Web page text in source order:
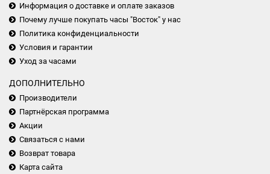
Информация о доставке и оплате заказов
Почему лучше покупать часы "Восток" у нас
Политика конфиденциальности
Условия и гарантии
Уход за часами
ДОПОЛНИТЕЛЬНО
Производители
Партнёрская программа
Акции
Связаться с нами
Возврат товара
Карта сайта